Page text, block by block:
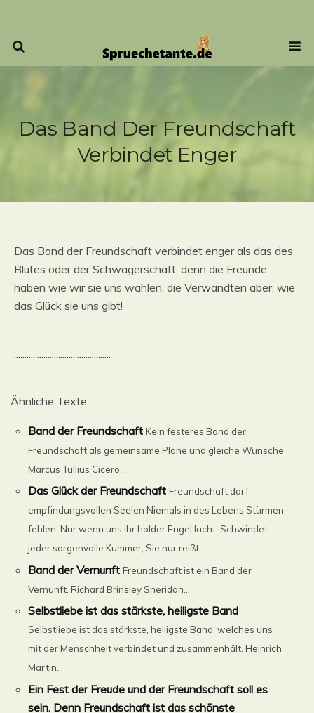
Das Band Der Freundschaft
Verbindet Enger
Das Band der Freundschaft verbindet enger als das des
Blutes oder der Schwägerschaft; denn die Freunde
haben wie wir sie uns wählen, die Verwandten aber, wie
das Glück sie uns gibt!
..............................................
Ähnliche Texte:
Band der Freundschaft Kein festeres Band der
Freundschaft als gemeinsame Pläne und gleiche Wünsche
Marcus Tullius Cicero...
Das Glück der Freundschaft Freundschaft darf
empfindungsvollen Seelen Niemals in des Lebens Stürmen
fehlen; Nur wenn uns ihr holder Engel lacht, Schwindet
jeder sorgenvolle Kummer; Sie nur reißt ......
Band der Vernunft Freundschaft ist ein Band der
Vernunft. Richard Brinsley Sheridan...
Selbstliebe ist das stärkste, heiligste Band
Selbstliebe ist das stärkste, heiligste Band, welches uns
mit der Menschheit verbindet und zusammenhält. Heinrich
Martin...
Ein Fest der Freude und der Freundschaft soll es
sein. Denn Freundschaft ist das schönste